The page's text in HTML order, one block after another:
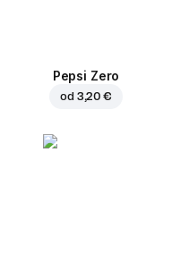
Pepsi Zero
od 3,20 €